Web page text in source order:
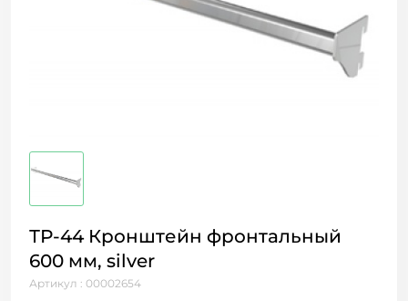
ТР-44 Кронштейн фронтальный
600 мм, silver
Артикул : 00002654